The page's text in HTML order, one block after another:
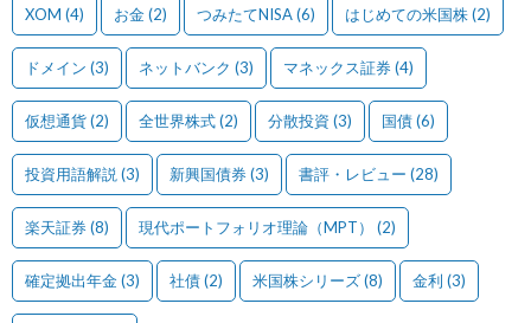
XOM (4) お金(2) つみたてNISA(6) はじめての米国株(2)
ドメイン (3) ネットバンク (3) マネックス証券(4)
仮想通貨(2) 全世界株式(2) 分散投資 (3) 国債(6)
投資用語解説 (3) 新興国債券(3) 書評・レビュー (28)
楽天証券(8) 現代ポートフォリオ理論（MPT） (2)
確定拠出年金(3) 社債(2) 米国株シリーズ(8) 金利 (3)